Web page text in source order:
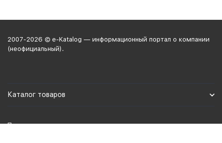
2007-2026 © e-Katalog — информационный портал о компании
(неофициальный).
Каталог товаров
Политика персональных данных